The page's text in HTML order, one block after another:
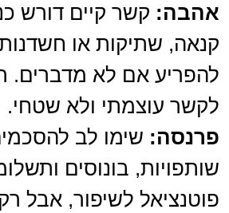
אהבה: קשר קיים דורש
קנאה, שתיקות או
להפריע אם לא מדברים.
לקשר עוצמתי ולא שטחי.
פרנסה: שימו לב
שותפויות, בונוסים
פוטנציאל לשיפור, אבל